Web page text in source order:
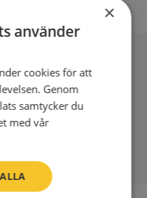
×
använder
cookies för att
Genom
samtycker du
med vår